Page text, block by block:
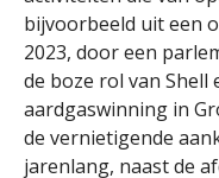
bijvoorbeeld uit een
2023, door een
de boze rol van Shell
aardgaswinning in
de vernietigende
jarenlang, naast de